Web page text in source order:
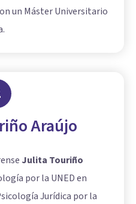
un Máster Universitario
Araújo
Julita Touriño
por la UNED en
Jurídica por la